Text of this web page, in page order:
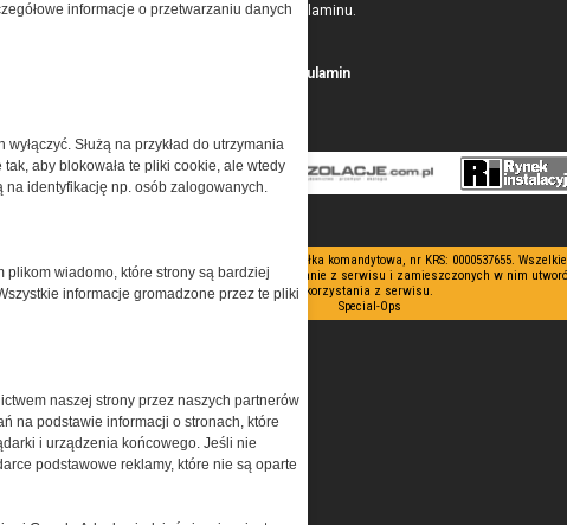
w postaci Regulaminu.
Przeczytaj regulamin
MEDIUM Spółka z ograniczoną odpowiedzialnością Spółka komandytowa, nr KRS: 0000537655.
rozpowszechnianie artykułów zabronione. Korzystanie z serwisu i zamieszczonych w nim
korzystania z serwisu.
Special-Ops
informacje o przetwarzaniu danych
Służą na przykład do utrzymania
aby blokowała te pliki cookie, ale wtedy
na identyfikację np. osób zalogowanych.
plikom wiadomo, które strony są bardziej
informacje gromadzone przez te pliki
naszej strony przez naszych partnerów
na podstawie informacji o stronach, które
i urządzenia końcowego. Jeśli nie
podstawowe reklamy, które nie są oparte